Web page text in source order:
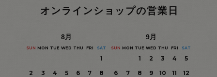
オンラインショップの営業日
8月
SUN MON TUE WED THU FRI SAT
1
2
3 4 5 6 7
8
9月
SUN MON TUE WED THU FRI SAT
1 2 3 4
5
6
7 8 9 10 11
12